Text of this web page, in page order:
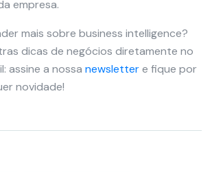
empresa.
mais sobre business intelligence?
dicas de negócios diretamente no
assine a nossa newslettere fique por
novidade!